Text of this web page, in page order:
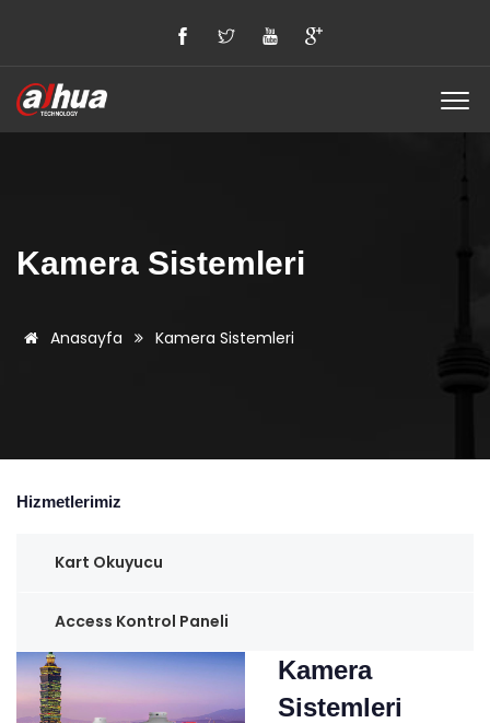
Kamera Sistemleri
Anasayfa Kamera Sistemleri
Hizmetlerimiz
Kart Okuyucu
Access Kontrol Paneli
Kamera
Sistemleri